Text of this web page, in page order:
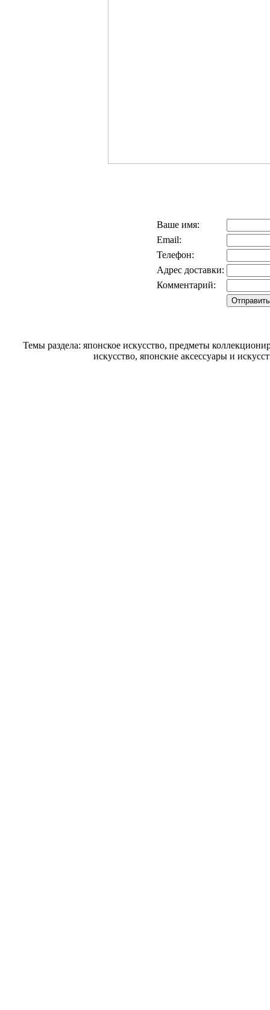
Ваше имя:
Email:
Телефон:
Адрес доставки:
Комментарий:
Темы раздела: японское искусство, предметы
искусство, японские аксессуары и